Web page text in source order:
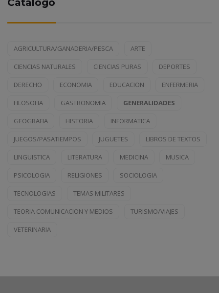
Catálogo
AGRICULTURA/GANADERIA/PESCA ARTE
CIENCIAS NATURALES CIENCIAS PURAS DEPORTES
DERECHO ECONOMIA EDUCACION ENFERMERIA
FILOSOFIA GASTRONOMIA GENERALIDADES
GEOGRAFIA HISTORIA INFORMATICA
JUEGOS/PASATIEMPOS JUGUETES LIBROS DE TEXTOS
LINGUISTICA LITERATURA MEDICINA MUSICA
PSICOLOGIA RELIGIONES SOCIOLOGIA
TECNOLOGIAS TEMAS MILITARES
TEORIA COMUNICACION Y MEDIOS TURISMO/VIAJES
VETERINARIA